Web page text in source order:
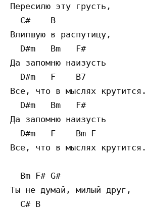
Пересилю эту грусть,
  C#    B
Влипшую в распутицу,
  D#m   Bm   F#
Да запомню наизусть
  D#m   F    B7
Все, что в мыслях крутится.
  D#m   Bm   F#
Да запомню наизусть
  D#m   F    Bm F
Все, что в мыслях крутится.
  Bm F# G#
Ты не думай, милый друг,
  C# B